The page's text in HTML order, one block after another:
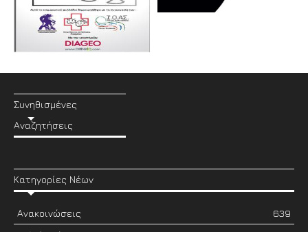
Συνηθισμένες
Αναζητήσεις
Κατηγορίες Νέων
Ανακοινώσεις
639